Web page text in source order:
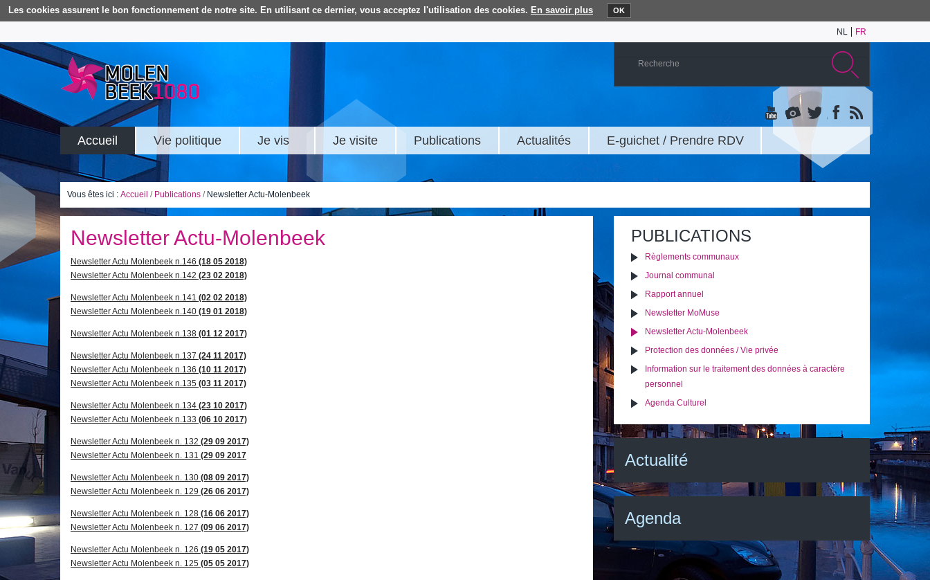
Les cookies assurent le bon fonctionnement de notre site. En utilisant ce dernier, vous acceptez l'utilisation des cookies. En savoir plus OK
NL FR
Accueil Vie politique Je vis Je visite Publications Actualités E-guichet / Prendre RDV
Vous êtes ici : Accueil / Publications / Newsletter Actu-Molenbeek
Newsletter Actu-Molenbeek
Newsletter Actu Molenbeek n.146 (18 05 2018)
Newsletter Actu Molenbeek n.142 (23 02 2018)
Newsletter Actu Molenbeek n.141 (02 02 2018)
Newsletter Actu Molenbeek n.140 (19 01 2018)
Newsletter Actu Molenbeek n.138 (01 12 2017)
Newsletter Actu Molenbeek n.137 (24 11 2017)
Newsletter Actu Molenbeek n.136 (10 11 2017)
Newsletter Actu Molenbeek n.135 (03 11 2017)
Newsletter Actu Molenbeek n.134 (23 10 2017)
Newsletter Actu Molenbeek n.133 (06 10 2017)
Newsletter Actu Molenbeek n. 132 (29 09 2017)
Newsletter Actu Molenbeek n. 131 (29 09 2017
Newsletter Actu Molenbeek n. 130 (08 09 2017)
Newsletter Actu Molenbeek n. 129 (26 06 2017)
Newsletter Actu Molenbeek n. 128 (16 06 2017)
Newsletter Actu Molenbeek n. 127 (09 06 2017)
Newsletter Actu Molenbeek n. 126 (19 05 2017)
Newsletter Actu Molenbeek n. 125 (05 05 2017)
PUBLICATIONS
Règlements communaux
Journal communal
Rapport annuel
Newsletter MoMuse
Newsletter Actu-Molenbeek
Protection des données / Vie privée
Information sur le traitement des données à caractère
personnel
Agenda Culturel
Actualité
Agenda